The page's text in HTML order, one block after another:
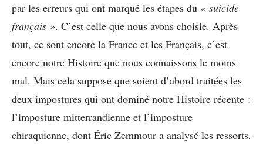
par les erreurs qui ont marqué les étapes du « suicide
français ». C’est celle que nous avons choisie. Après
tout, ce sont encore la France et les Français, c’est
encore notre Histoire que nous connaissons le moins
mal. Mais cela suppose que soient d’abord traitées les
deux impostures qui ont dominé notre Histoire récente :
l’imposture mitterrandienne et l’imposture
chiraquienne, dont Éric Zemmour a analysé les ressorts.